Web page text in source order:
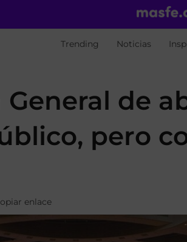
Trending Noticias
de
pero
enlace